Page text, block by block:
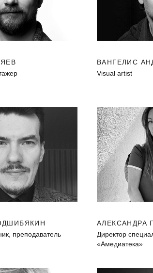
ВАНГЕЛИС
Visual artist
преподаватель
АЛЕКСАНДРА
Директор
«Амедиатека»